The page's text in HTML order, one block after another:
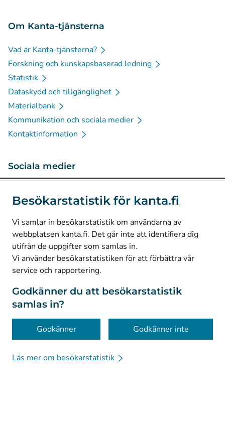
Besökarstatistik för kanta.fi
Vi samlar in besökarstatistik om användarna av
webbplatsen kanta.fi. Det går inte att identifiera dig
utifrån de uppgifter som samlas in.
Vi använder besökarstatistiken för att förbättra vår
service och rapportering.
Godkänner du att besökarstatistik
samlas in?
Godkänner Godkänner inte
Läs mer om besökarstatistik
Om Kanta-tjänsterna
Vad är Kanta-tjänsterna?
Forskning och kunskapsbaserad ledning
Statistik
Dataskydd och tillgänglighet
Materialbank
Kommunikation och sociala medier
Kontaktinformation
Sociala medier
LinkedIn(Avautuu uuteen välilehteen)
Facebook
Avautuu uuteen välilehteen)
© Kanta-Palvelut, Kansaneläkelaitos
Dataskydd
Om webbplatsen
Tillgänglighet
Kakor